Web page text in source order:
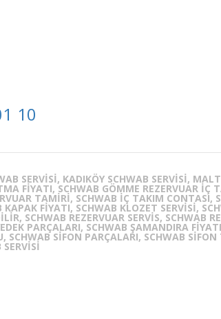
10
SERVISI, KADIKÖY SCHWAB SERVISI,
FIYATI, SCHWAB GÖMME REZERVUAR IÇ
TAMIRI, SCHWAB IÇ TAKIM CONTASI,
FIYATI, SCHWAB KLOZET SERVISI,
SCHWAB REZERVUAR SERVIS, SCHWAB
PARÇALARI, SCHWAB ŞAMANDIRA
SCHWAB SIFON PARÇALARI, SCHWAB